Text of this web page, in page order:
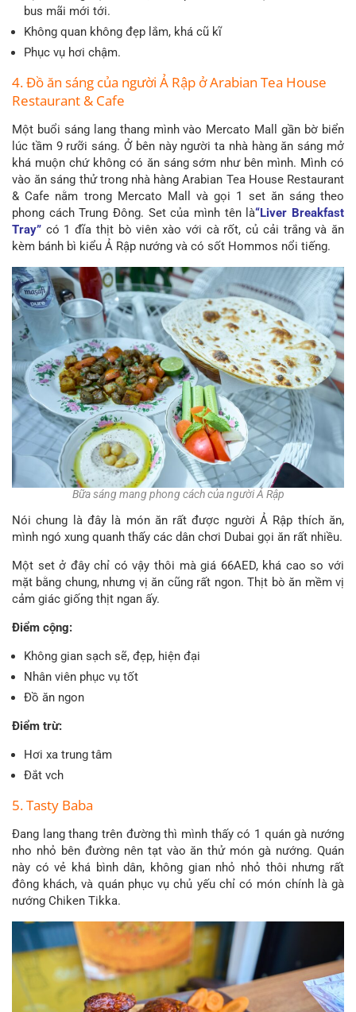
bus mãi mới tới.
Không quan không đẹp lắm, khá cũ kĩ
Phục vụ hơi chậm.
4. Đồ ăn sáng của người Ả Rập ở Arabian Tea House
Restaurant & Cafe
Một buổi sáng lang thang mình vào Mercato Mall gần bờ biển
lúc tầm 9 rưỡi sáng. Ở bên này người ta nhà hàng ăn sáng mở
khá muộn chứ không có ăn sáng sớm như bên mình. Mình có
vào ăn sáng thử trong nhà hàng Arabian Tea House Restaurant
& Cafe nằm trong Mercato Mall và gọi 1 set ăn sáng theo
phong cách Trung Đông. Set của mình tên là“Liver Breakfast
Tray” có 1 đĩa thịt bò viên xào với cà rốt, củ cải trắng và ăn
kèm bánh bì kiểu Ả Rập nướng và có sốt Hommos nổi tiếng.
Bữa sáng mang phong cách của người Ả Rập
Nói chung là đây là món ăn rất được người Ả Rập thích ăn,
mình ngó xung quanh thấy các dân chơi Dubai gọi ăn rất nhiều.
Một set ở đây chỉ có vậy thôi mà giá 66AED, khá cao so với
mặt bằng chung, nhưng vị ăn cũng rất ngon. Thịt bò ăn mềm vị
cảm giác giống thịt ngan ấy.
Điểm cộng:
Không gian sạch sẽ, đẹp, hiện đại
Nhân viên phục vụ tốt
Đồ ăn ngon
Điểm trừ:
Hơi xa trung tâm
Đắt vch
5. Tasty Baba
Đang lang thang trên đường thì mình thấy có 1 quán gà nướng
nho nhỏ bên đường nên tạt vào ăn thử món gà nướng. Quán
này có vẻ khá bình dân, không gian nhỏ nhỏ thôi nhưng rất
đông khách, và quán phục vụ chủ yếu chỉ có món chính là gà
nướng Chiken Tikka.